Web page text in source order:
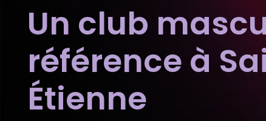
Un club
référence à
Étienne